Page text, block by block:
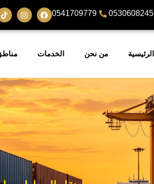
0530608245
0541709779
الرئيسية من نحن الخدمات